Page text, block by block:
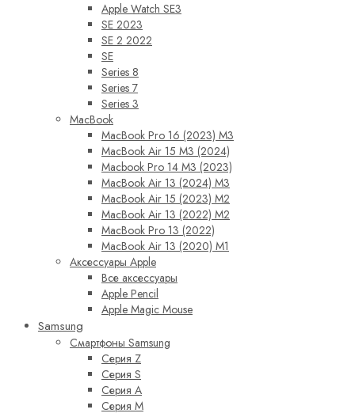
Apple Watch SE3
SE 2023
SE 2 2022
SE
Series 8
Series 7
Series 3
MacBook
MacBook Pro 16 (2023) M3
MacBook Air 15 M3 (2024)
Macbook Pro 14 M3 (2023)
MacBook Air 13 (2024) M3
MacBook Air 15 (2023) M2
MacBook Air 13 (2022) M2
MacBook Pro 13 (2022)
MacBook Air 13 (2020) M1
Аксессуары Apple
Все аксессуары
Apple Pencil
Apple Magic Mouse
Samsung
Смартфоны Samsung
Серия Z
Серия S
Серия A
Серия M